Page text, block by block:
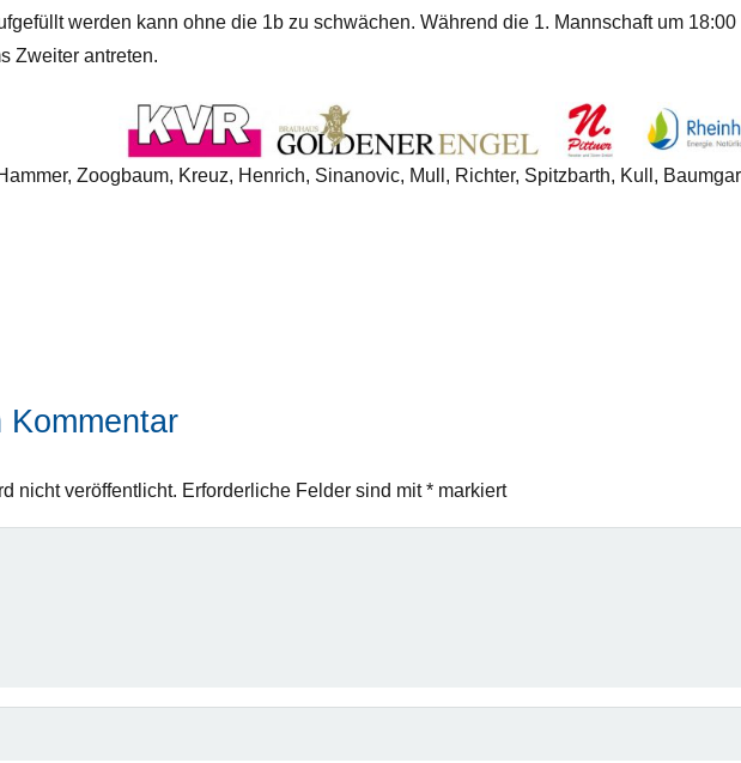
werden kann ohne die 1b zu schwächen. Während die 1. Mannschaft um
Zweiter antreten.
Zoogbaum, Kreuz, Henrich, Sinanovic, Mull, Richter, Spitzbarth, Kull,
Kommentar
nicht veröffentlicht. Erforderliche Felder sind mit* markiert